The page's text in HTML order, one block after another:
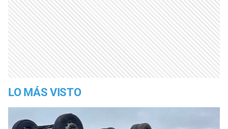
LO MÁS VISTO